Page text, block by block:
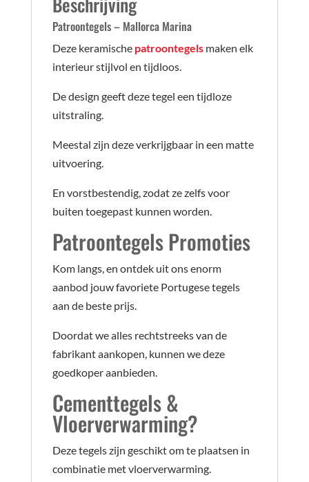
Patroontegels – Mallorca Marina
Deze keramische patroontegelsmaken elk
interieur stijlvol en tijdloos.
De design geeft deze tegel een tijdloze
uitstraling.
Meestal zijn deze verkrijgbaar in een matte
uitvoering.
En vorstbestendig, zodat ze zelfs voor
buiten toegepast kunnen worden.
PatroontegelsPromoties
Kom langs, en ontdek uit ons enorm
aanbod jouw favoriete Portugese tegels
aan de beste prijs.
Doordat we alles rechtstreeks van de
fabrikant aankopen, kunnen we deze
goedkoper aanbieden.
Cementtegels &
Vloerverwarming?
Deze tegels zijn geschikt om te plaatsen in
combinatie met vloerverwarming.